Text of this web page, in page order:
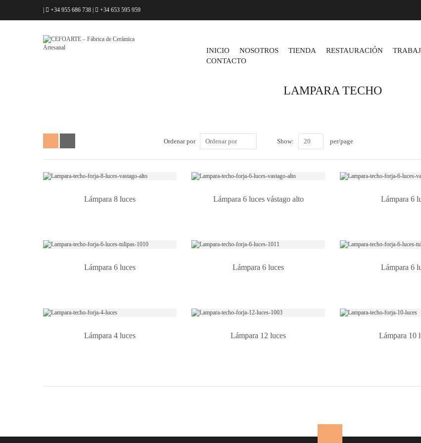
+34 955 686 738 +34 653 595 959
INICIO NOSOTROS TIENDA RESTAURACIÓN
CONTACTO
LAMPARA TECHO
Ordenar por Ordenar por Show: 20 per/page
Lámpara 8 luces Lámpara 6 luces vástago alto Lámpara 6
Lámpara 6 luces Lámpara 6 luces Lámpara 6
Lámpara 4 luces Lámpara 12 luces Lámpara 10